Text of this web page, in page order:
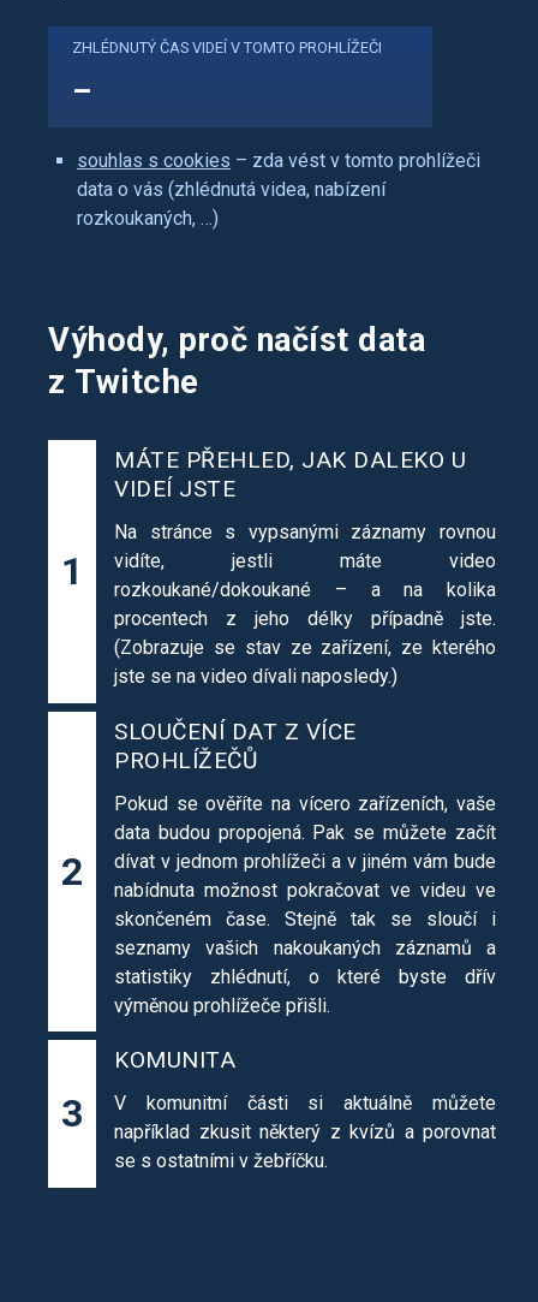
ZHLÉDNUTÝ ČAS VIDEÍ V TOMTO PROHLÍŽEČI
–
souhlas s cookies – zda vést v tomto prohlížeči
data o vás (zhlédnutá videa, nabízení
rozkoukaných, …)
Výhody, proč načíst data
z Twitche
1
MÁTE PŘEHLED, JAK DALEKO U
VIDEÍ JSTE
Na stránce s vypsanými záznamy rovnou
vidíte, jestli máte video
rozkoukané/dokoukané – a na kolika
procentech z jeho délky případně jste.
(Zobrazuje se stav ze zařízení, ze kterého
jste se na video dívali naposledy.)
2
SLOUČENÍ DAT Z VÍCE
PROHLÍŽEČŮ
Pokud se ověříte na vícero zařízeních, vaše
data budou propojená. Pak se můžete začít
dívat v jednom prohlížeči a v jiném vám bude
nabídnuta možnost pokračovat ve videu ve
skončeném čase. Stejně tak se sloučí i
seznamy vašich nakoukaných záznamů a
statistiky zhlédnutí, o které byste dřív
výměnou prohlížeče přišli.
3
KOMUNITA
V komunitní části si aktuálně můžete
například zkusit některý z kvízů a porovnat
se s ostatními v žebříčku.